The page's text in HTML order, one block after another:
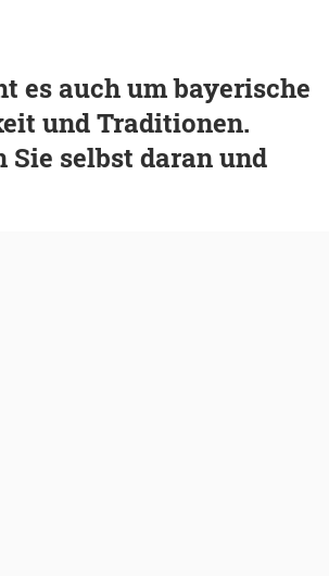
es auch um bayerische
und Traditionen.
Sie selbst daran und